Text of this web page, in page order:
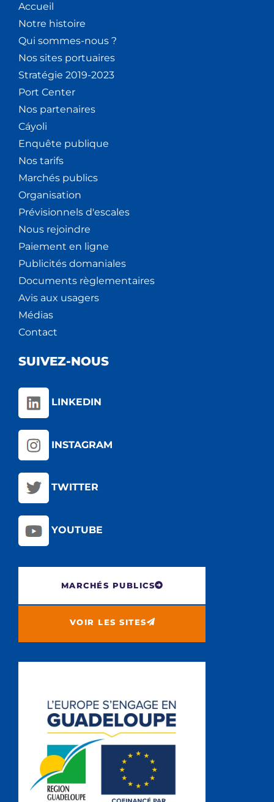
Accueil
Notre histoire
Qui sommes-nous ?
Nos sites portuaires
Stratégie 2019-2023
Port Center
Nos partenaires
Cáyoli
Enquête publique
Nos tarifs
Marchés publics
Organisation
Prévisionnels d'escales
Nous rejoindre
Paiement en ligne
Publicités domaniales
Documents règlementaires
Avis aux usagers
Médias
Contact
SUIVEZ-NOUS
LINKEDIN
INSTAGRAM
TWITTER
YOUTUBE
MARCHÉS PUBLICS
VOIR LES SITES